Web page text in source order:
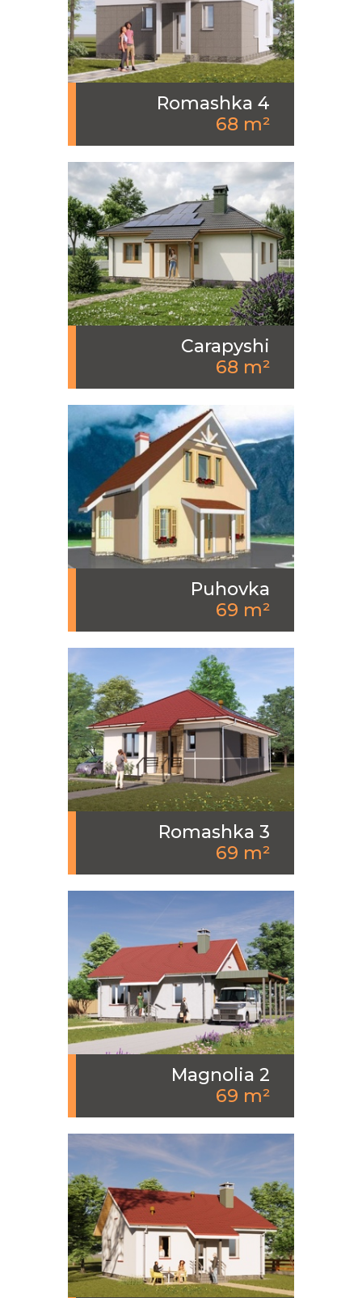
Romashka 4
68 m²
Carapyshi
68 m²
Puhovka
69 m²
Romashka 3
69 m²
Magnolia 2
69 m²